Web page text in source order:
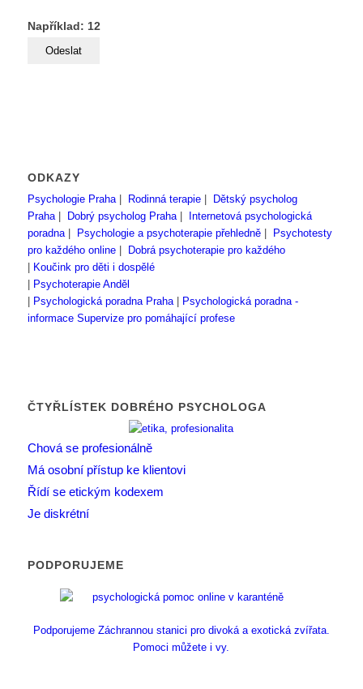
Například: 12
ODKAZY
Psychologie Praha| Rodinná terapie|
Dětský psycholog
Praha| Dobrý psycholog Praha|
Internetová psychologická
poradna| Psychologie a psychoterapie přehledně|
Psychotesty
pro každého online|
Dobrá psychoterapie pro každého
Koučink pro děti i dospělé
Psychoterapie Anděl
Psychologická poradna Praha|
Psychologická poradna -
informace Supervize pro pomáhající profese
ČTYŘLÍSTEK DOBRÉHO PSYCHOLOGA
Chová se profesionálně
Má osobní přístup ke klientovi
Řídí se etickým kodexem
Je diskrétní
PODPORUJEME
Podporujeme Záchrannou stanici pro divoká a exotická zvířata.
Pomoci můžete i vy.